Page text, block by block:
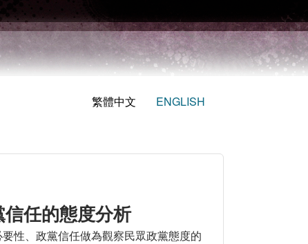
繁體中文 ENGLISH
任的態度分析
性、政黨信任做為觀察民眾政黨態度的